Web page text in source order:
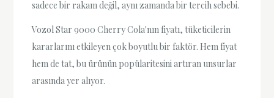
sadece bir rakam değil, aynı zamanda bir tercih sebebi.
Vozol Star 9000 Cherry Cola'nın fiyatı, tüketicilerin
kararlarını etkileyen çok boyutlu bir faktör. Hem fiyat
hem de tat, bu ürünün popülaritesini artıran unsurlar
arasında yer alıyor.